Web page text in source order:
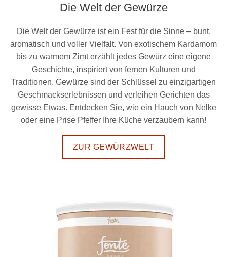
Die Welt der Gewürze
Die Welt der Gewürze ist ein Fest für die Sinne – bunt,
aromatisch und voller Vielfalt. Von exotischem Kardamom
bis zu warmem Zimt erzählt jedes Gewürz eine eigene
Geschichte, inspiriert von fernen Kulturen und
Traditionen. Gewürze sind der Schlüssel zu einzigartigen
Geschmackserlebnissen und verleihen Gerichten das
gewisse Etwas. Entdecken Sie, wie ein Hauch von Nelke
oder eine Prise Pfeffer Ihre Küche verzaubern kann!
ZUR GEWÜRZWELT